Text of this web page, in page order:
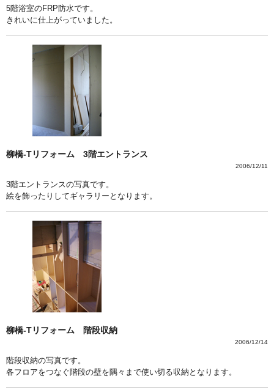
5階浴室のFRP防水です。
きれいに仕上がっていました。
柳橋-Tリフォーム 3階エントランス
2006/12/11
3階エントランスの写真です。
絵を飾ったりしてギャラリーとなります。
柳橋-Tリフォーム 階段収納
2006/12/14
階段収納の写真です。
各フロアをつなぐ階段の壁を隅々まで使い切る収納となります。